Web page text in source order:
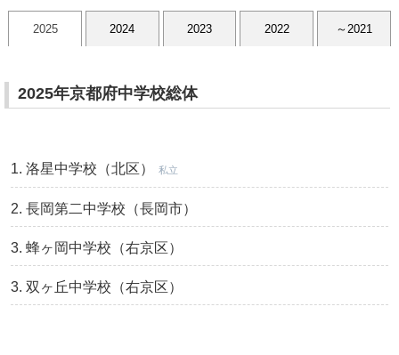
2025 2024 2023 2022 ～2021
2025年京都府中学校総体
洛星中学校（北区） 私立
長岡第二中学校（長岡市）
蜂ヶ岡中学校（右京区）
双ヶ丘中学校（右京区）